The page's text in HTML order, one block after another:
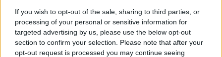
If you wish to opt-out of the sale, sharing to third parties, or
processing of your personal or sensitive information for
targeted advertising by us, please use the below opt-out
section to confirm your selection. Please note that after your
opt-out request is processed you may continue seeing